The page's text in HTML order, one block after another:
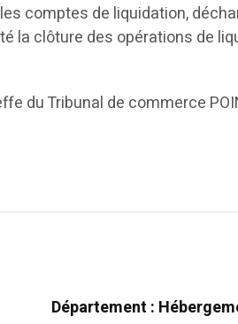
comptes de liquidation,
la clôture des opérations de
du Tribunal de commerce
Département :